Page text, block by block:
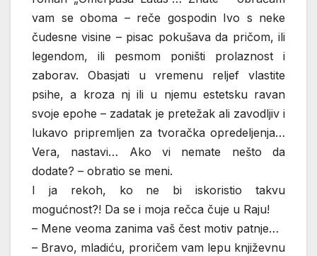
vam se oboma – reče gospodin Ivo s neke
čudesne visine – pisac pokušava da pričom, ili
legendom, ili pesmom poništi prolaznost i
zaborav. Obasjati u vremenu reljef vlastite
psihe, a kroza nj ili u njemu estetsku ravan
svoje epohe – zadatak je pretežak ali zavodljiv i
lukavo pripremljen za tvoračka opredeljenja…
Vera, nastavi… Ako vi nemate nešto da
dodate? – obratio se meni.
I ja rekoh, ko ne bi iskoristio takvu
mogućnost?! Da se i moja rečca čuje u Raju!
– Mene veoma zanima vaš čest motiv patnje…
– Bravo, mladiću, proričem vam lepu književnu